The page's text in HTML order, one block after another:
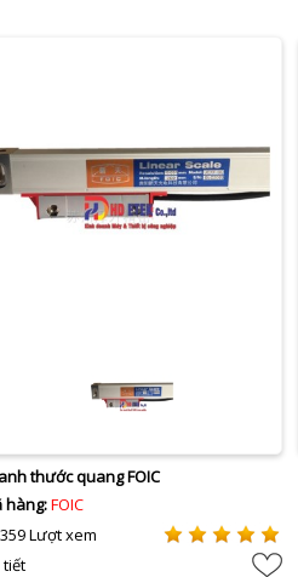
thước quang FOIC
hàng:FOIC
Lượt xem
tiết